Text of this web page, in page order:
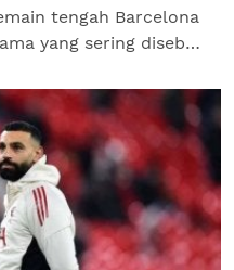
tengah Barcelona
yang sering disebut